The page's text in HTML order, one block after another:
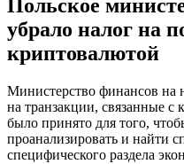
Польское
убрало налог на
криптовалютой
Министерство финансов на
на транзакции, связанные
было принято для того,
проанализировать и найти
специфического раздела